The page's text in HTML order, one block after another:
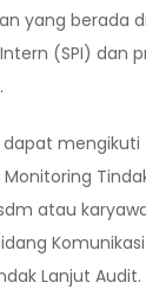
yang berada
(SPI) dan
mengikuti
atau
Lanjut Audit.